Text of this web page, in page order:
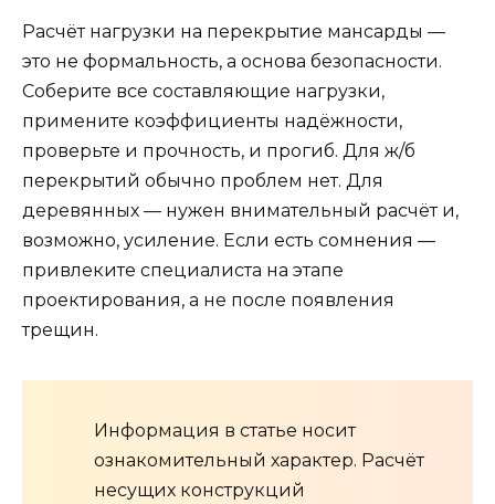
Расчёт нагрузки на перекрытие мансарды —
это не формальность, а основа безопасности.
Соберите все составляющие нагрузки,
примените коэффициенты надёжности,
проверьте и прочность, и прогиб. Для ж/б
перекрытий обычно проблем нет. Для
деревянных — нужен внимательный расчёт и,
возможно, усиление. Если есть сомнения —
привлеките специалиста на этапе
проектирования, а не после появления
трещин.
Информация в статье носит
ознакомительный характер. Расчёт
несущих конструкций